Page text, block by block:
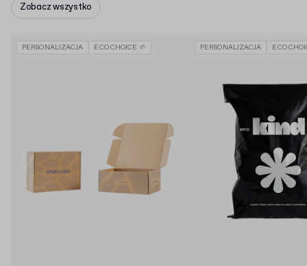
Zobacz wszystko
PERSONALIZACJA ECO CHOICE 🌱 PERSONALIZACJA ECO